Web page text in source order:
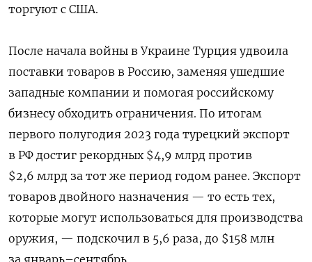
торгуют с США.
После начала войны в Украине Турция удвоила
поставки товаров в Россию, заменяя ушедшие
западные компании и помогая российскому
бизнесу обходить ограничения. По итогам
первого полугодия 2023 года турецкий экспорт
в РФ достиг рекордных $4,9 млрд против
$2,6 млрд за тот же период годом ранее. Экспорт
товаров двойного назначения — то есть тех,
которые могут использоваться для производства
оружия, — подскочил в 5,6 раза, до $158 млн